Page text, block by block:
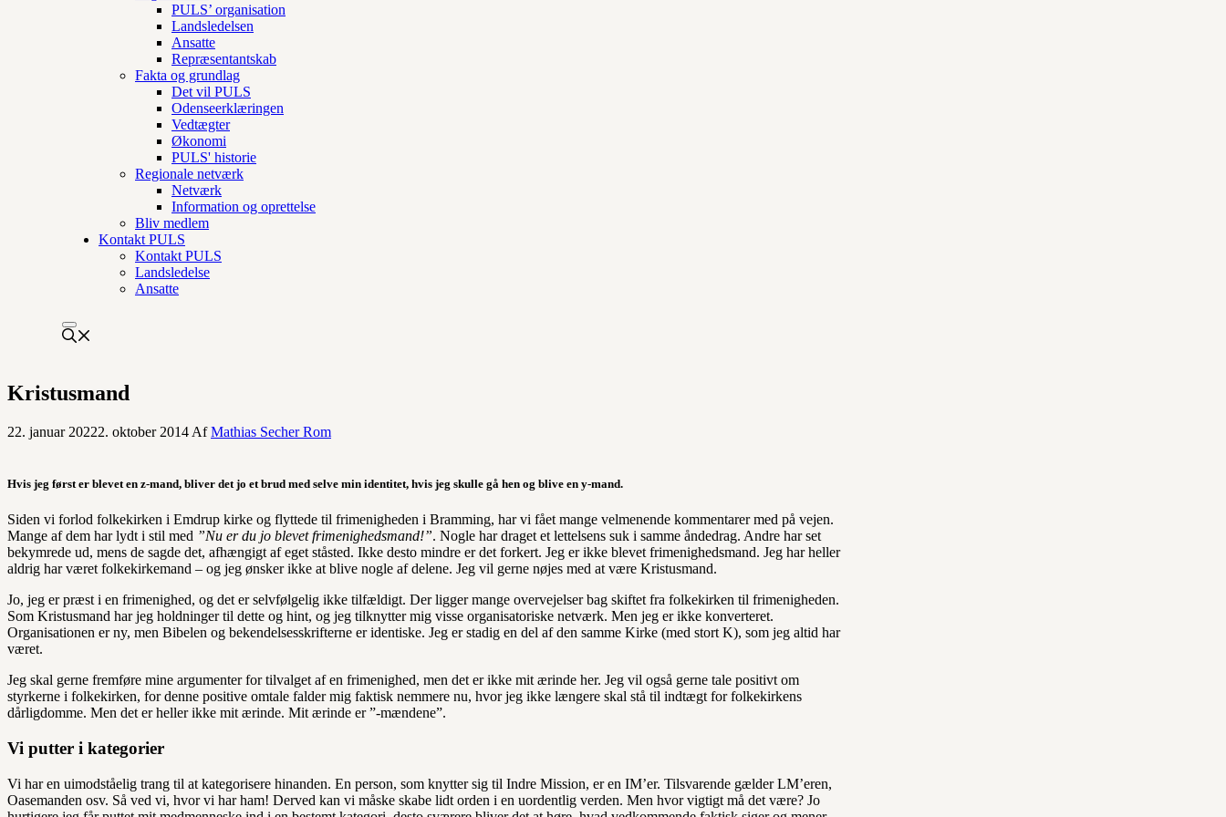
PULS’ organisation
Landsledelsen
Ansatte
Repræsentantskab
Fakta og grundlag
Det vil PULS
Odenseerklæringen
Vedtægter
Økonomi
PULS' historie
Regionale netværk
Netværk
Information og oprettelse
Bliv medlem
Kontakt PULS
Kontakt PULS
Landsledelse
Ansatte
Kristusmand
22. januar 20222. oktober 2014 AfMathias Secher Rom
Hvis jeg først er blevet en z-mand, bliver det jo et brud med selve min identitet, hvis jeg skulle gå hen og blive en y-mand.
Siden vi forlod folkekirken i Emdrup kirke og flyttede til frimenigheden i Bramming, har vi fået mange velmenende kommentarer med på vejen.
Mange af dem har lydt i stil med ”Nu er du jo blevet frimenighedsmand!”. Nogle har draget et lettelsens suk i samme åndedrag. Andre har set
bekymrede ud, mens de sagde det, afhængigt af eget ståsted. Ikke desto mindre er det forkert. Jeg er ikke blevet frimenighedsmand. Jeg har heller
aldrig har været folkekirkemand – og jeg ønsker ikke at blive nogle af delene. Jeg vil gerne nøjes med at være Kristusmand.
Jo, jeg er præst i en frimenighed, og det er selvfølgelig ikke tilfældigt. Der ligger mange overvejelser bag skiftet fra folkekirken til frimenigheden.
Som Kristusmand har jeg holdninger til dette og hint, og jeg tilknytter mig visse organisatoriske netværk. Men jeg er ikke konverteret.
Organisationen er ny, men Bibelen og bekendelsesskrifterne er identiske. Jeg er stadig en del af den samme Kirke (med stort K), som jeg altid har
været.
Jeg skal gerne fremføre mine argumenter for tilvalget af en frimenighed, men det er ikke mit ærinde her. Jeg vil også gerne tale positivt om
styrkerne i folkekirken, for denne positive omtale falder mig faktisk nemmere nu, hvor jeg ikke længere skal stå til indtægt for folkekirkens
dårligdomme. Men det er heller ikke mit ærinde. Mit ærinde er ”-mændene”.
Vi putter i kategorier
Vi har en uimodståelig trang til at kategorisere hinanden. En person, som knytter sig til Indre Mission, er en IM’er. Tilsvarende gælder LM’eren,
Oasemanden osv. Så ved vi, hvor vi har ham! Derved kan vi måske skabe lidt orden i en uordentlig verden. Men hvor vigtigt må det være? Jo